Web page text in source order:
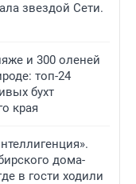
звездой Сети.
и 300 оленей
топ-24
бухт
края
дома-
в гости ходили